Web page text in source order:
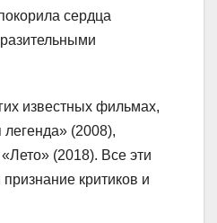
сердца
известных фильмах,
(2008),
(2018). Все эти
критиков и